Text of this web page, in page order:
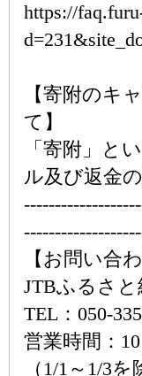
https://
【寄附のキ
て】
「寄附」と
ル及び返金
【お問い合
JTBふるさ
TEL：050-
営業時間：
（1/1～1/3を